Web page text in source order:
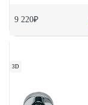
9 220₽
3D